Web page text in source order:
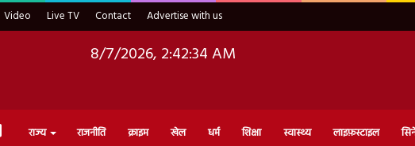
Video Live TV Contact Advertise with us
8/7/2026, 2:42:35 AM
Live राज्य राजनीति क्राइम खेल धर्म शिक्षा स्वास्थ्य लाइफ़स्टाइल